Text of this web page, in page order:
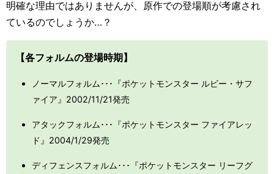
明確な理由ではありませんが、原作での登場順が考慮され
ているのでしょうか…？
【各フォルムの登場時期】
ノーマルフォルム･･･『ポケットモンスター ルビー・サフ
ァイア』2002/11/21発売
アタックフォルム･･･『ポケットモンスター ファイアレッ
ド』2004/1/29発売
ディフェンスフォルム･･･『ポケットモンスター リーフグ